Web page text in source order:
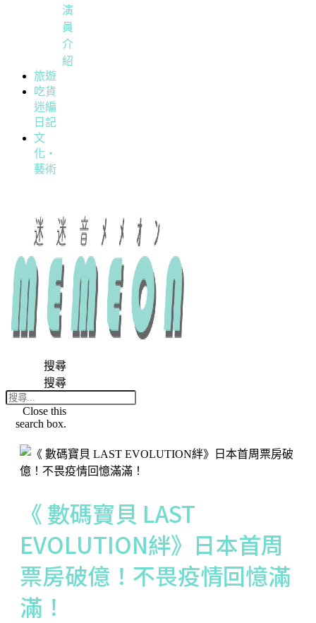
演
員
介
紹
旅遊
吃貨
迷編
日記
文
化・
藝術
搜尋
搜尋
Close this
search box.
《 數碼寶貝 LAST
EVOLUTION絆》日本首周
票房破億！不畏疫情回憶滿
滿！